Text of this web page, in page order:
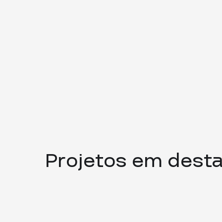
Projetos em